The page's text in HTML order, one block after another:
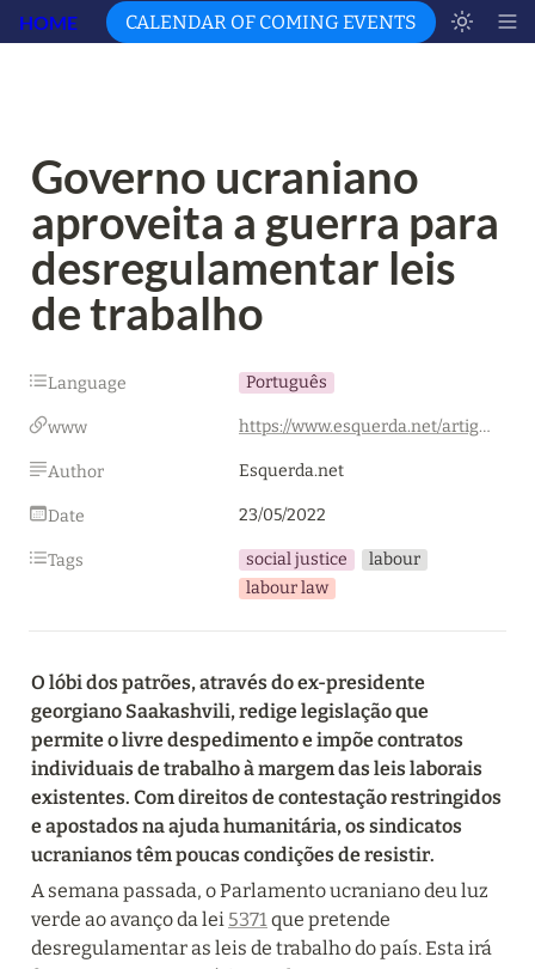
HOME CALENDAR OF COMING EVENTS
Governo ucraniano
aproveita a guerra para
desregulamentar leis
de trabalho
Language Português
www https://www.esquerda.net/artigo/governo-ucraniano-aproveita-guerra-para-desregulamentar-leis-de-trabalho/81069
Author Esquerda.net
Date 23/05/2022
Tags social justice
labour
labour law
O lóbi dos patrões, através do ex-presidente
georgiano Saakashvili, redige legislação que
permite o livre despedimento e impõe contratos
individuais de trabalho à margem das leis laborais
existentes. Com direitos de contestação restringidos
e apostados na ajuda humanitária, os sindicatos
ucranianos têm poucas condições de resistir.
A semana passada, o Parlamento ucraniano deu luz
verde ao avanço da lei 5371 que pretende
desregulamentar as leis de trabalho do país. Esta irá